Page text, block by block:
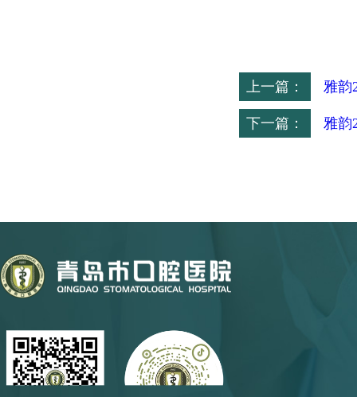
上一篇： 雅韵
下一篇： 雅韵